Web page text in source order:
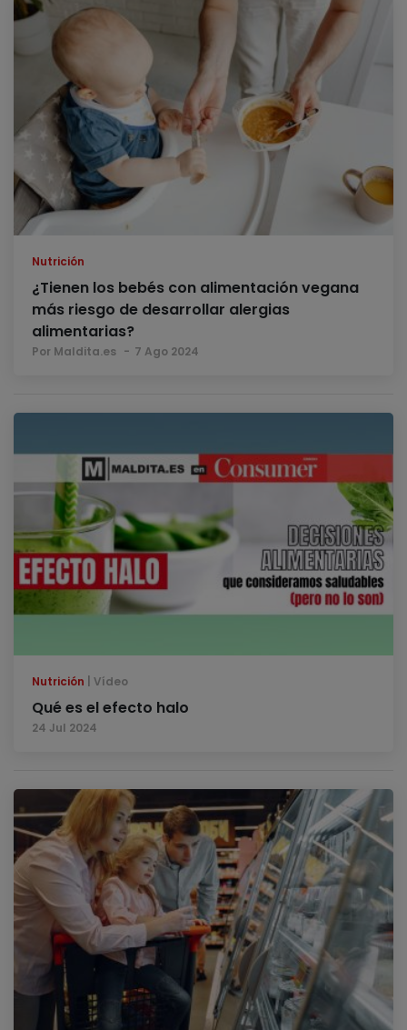
Nutrición
¿Tienen los bebés con alimentación vegana
más riesgo de desarrollar alergias
alimentarias?
Por Maldita.es 7 Ago 2024
Nutrición Vídeo
Qué es el efecto halo
24 Jul 2024